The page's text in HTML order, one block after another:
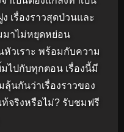
เรื่องราวสุดป่วนและ
มาไม่หยุดหย่อน
วเราะ พร้อมกับความ
ไปกับทุกตอน เรื่องนี้มี
ลุ้นกันว่าเรื่องราวของ
ท้จริงหรือไม่? รับชมฟรี